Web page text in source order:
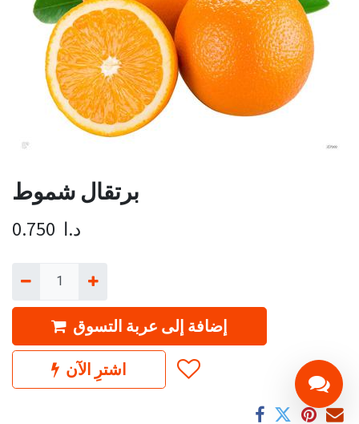
برتقال شموط
0.750 د.ا
إضافة إلى عربة التسوق
اشترِ الآن